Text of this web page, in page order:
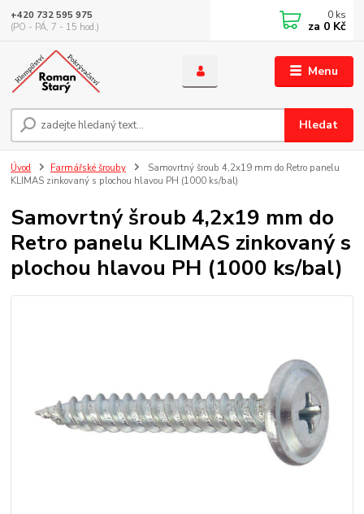
Menu
Hledat
+420 732 595 975
(PO - PÁ, 7 - 15 hod.)
0 ks
za 0 Kč
Úvod Farmářské šrouby
Samovrtný šroub 4,2x19 mm do Retro panelu
KLIMAS zinkovaný s plochou hlavou PH (1000 ks/bal)
Samovrtný šroub 4,2x19 mm do
Retro panelu KLIMAS zinkovaný s
plochou hlavou PH (1000 ks/bal)